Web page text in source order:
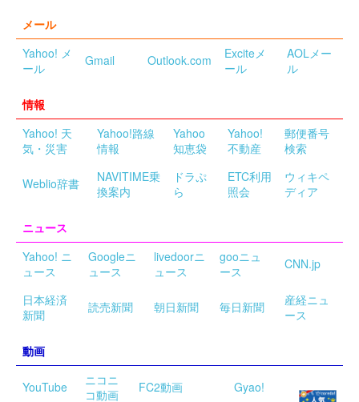
メール
Yahoo! メ
ール
Gmail Outlook.com
Exciteメ
ール
AOLメー
ル
情報
Yahoo! 天
気・災害
Yahoo!路線
情報
Yahoo
知恵袋
Yahoo!
不動産
郵便番号
検索
Weblio辞書
NAVITIME乗
換案内
ドラぷ
ら
ETC利用
照会
ウィキペ
ディア
ニュース
Yahoo! ニ
ュース
Googleニ
ュース
livedoorニ
ュース
gooニュ
ース
CNN.jp
日本経済
新聞
読売新聞 朝日新聞 毎日新聞
産経ニュ
ース
動画
YouTube
ニコニ
コ動画
FC2動画 Gyao!